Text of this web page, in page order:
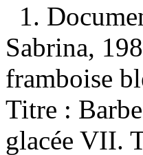
1.
Sabrina,
framboise
Titre :
glacée VII.